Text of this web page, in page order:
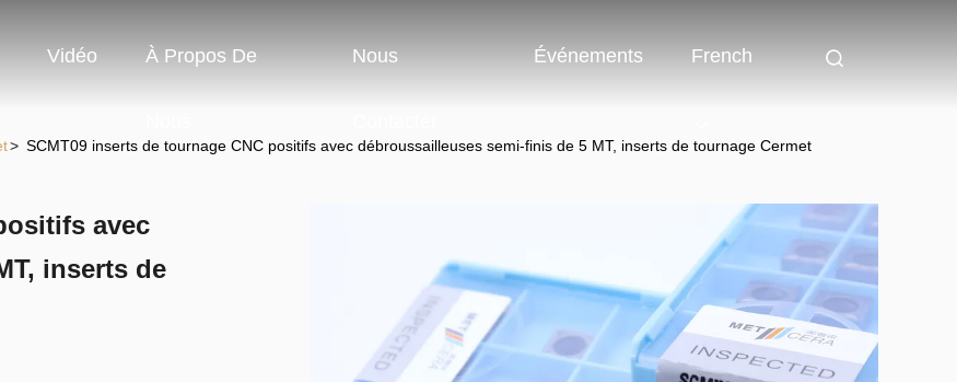
Vidéo À Propos De Nous Événements French
> SCMT09 inserts de tournage CNC positifs avec débroussailleuses semi-finis de 5 MT, inserts de tournage Cermet
avec
inserts de